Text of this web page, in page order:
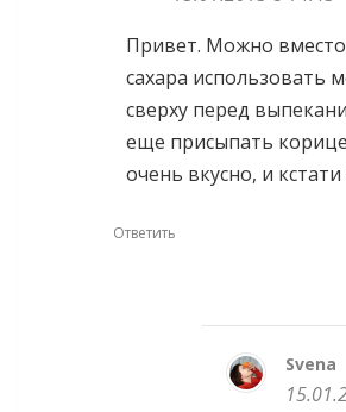
Привет. Можно вместо
сахара использовать
сверху перед
еще присыпать
очень вкусно, и
Ответить
Svena